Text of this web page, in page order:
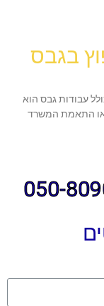
בגבס
עבודות גבס הוא
או התאמת המשרד